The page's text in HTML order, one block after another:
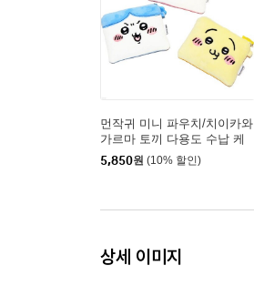
먼작귀 미니 파우치/치이카와
가르마 토끼 다용도 수납 케
이스
5,850원 (10% 할인)
상세 이미지